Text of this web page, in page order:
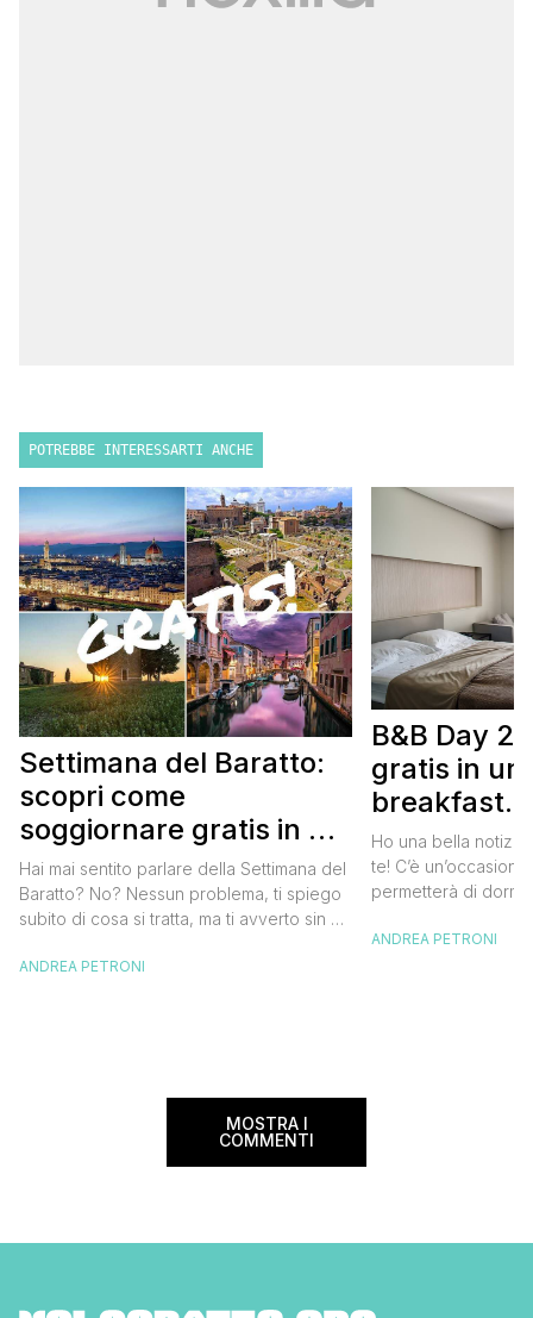
POTREBBE INTERESSARTI ANCHE
Settimana del Baratto:
scopri come
soggiornare gratis in un
bed and breakfast
Hai mai sentito parlare della Settimana del
Baratto? No? Nessun problema, ti spiego
subito di cosa si tratta, ma ti avverto sin da
tantissimo perché ti permetterà di
ANDREA PETRONI
B&B Day
gratis in un
breakfast.
gratis
Ho una bella
te! C’è
permetterà di
meravigliosi del
ANDREA PETRONI
MOSTRA I
COMMENTI